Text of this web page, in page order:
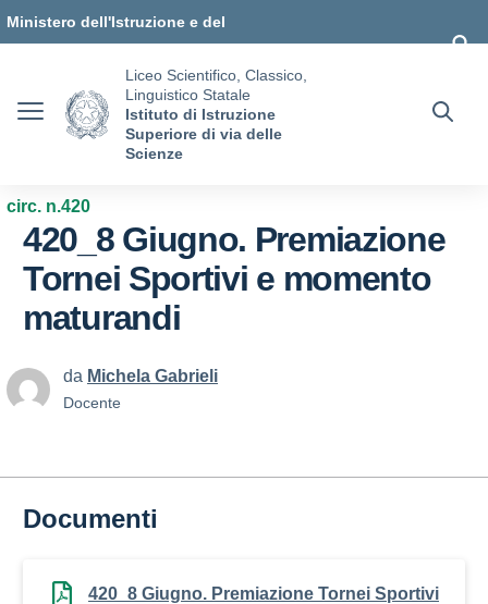
Ministero dell'Istruzione e del
Liceo Scientifico, Classico,
Linguistico Statale
Istituto di Istruzione
Superiore di via delle
Scienze
circ. n.420
420_8 Giugno. Premiazione
Tornei Sportivi e momento
maturandi
da Michela Gabrieli
Docente
Documenti
420_8 Giugno. Premiazione Tornei Sportivi